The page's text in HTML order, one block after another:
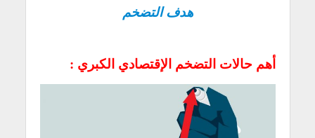
هدف التضخم
أهم حالات التضخم الإقتصادي الكبري :